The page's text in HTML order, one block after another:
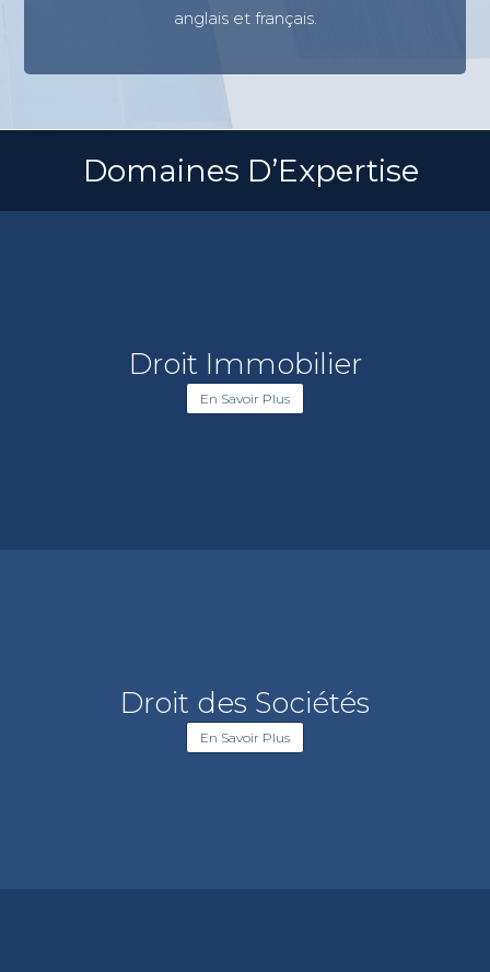
anglais et français.
Domaines D’Expertise
Droit Immobilier
En Savoir Plus
Droit des Sociétés
En Savoir Plus